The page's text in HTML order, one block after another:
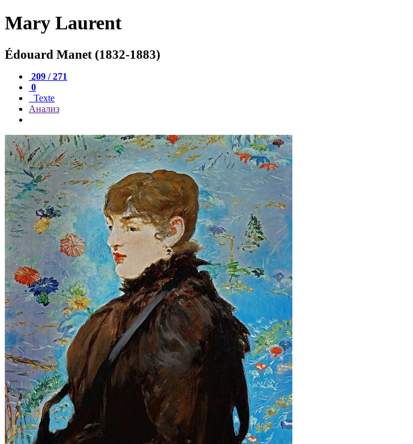
Mary Laurent
Édouard Manet (1832-1883)
209 / 271
0
Texte
Анализ